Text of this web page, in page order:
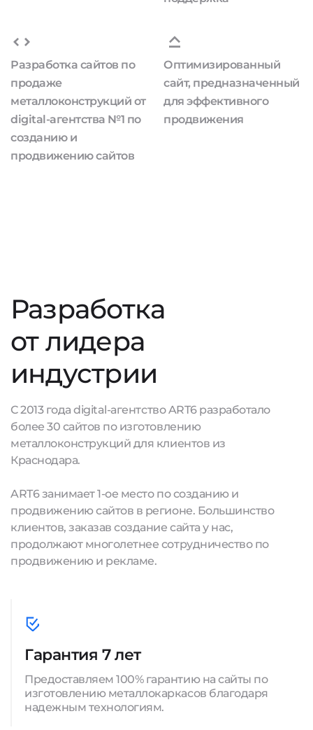
Разработка сайтов по
продаже
металлоконструкций от
digital-агентства №1 по
созданию и
продвижению сайтов
Оптимизированный
сайт, предназначенный
для эффективного
продвижения
Разработка
от лидера
индустрии
С 2013 года digital-агентство ART6 разработало
более 30 сайтов по изготовлению
металлоконструкций для клиентов из
Краснодара.
ART6 занимает 1-ое место по созданию и
продвижению сайтов в регионе. Большинство
клиентов, заказав создание сайта у нас,
продолжают многолетнее сотрудничество по
продвижению и рекламе.
Гарантия 7 лет
Предоставляем 100% гарантию на сайты по
изготовлению металлокаркасов благодаря
надежным технологиям.